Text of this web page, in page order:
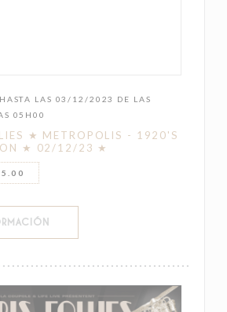
LAS 03/12/2023 DE LAS
05H00
★ METROPOLIS - 1920'S
★ 02/12/23 ★